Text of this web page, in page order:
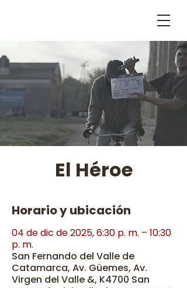
El Héroe
Horario y ubicación
04 de dic de 2025, 6:30 p. m. – 10:30
p. m.
San Fernando del Valle de
Catamarca, Av. Güemes, Av.
Virgen del Valle &, K4700 San